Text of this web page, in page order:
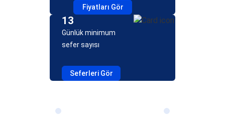
Fiyatları Gör
13
Günlük minimum
sefer sayısı
Seferleri Gör